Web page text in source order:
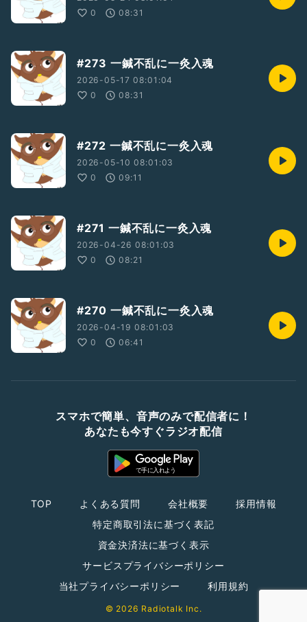
0
08:31
#273 一鍼不乱に一灸入魂
2026-05-17 08:01:04
0
08:31
#272 一鍼不乱に一灸入魂
2026-05-10 08:01:03
0
09:11
#271 一鍼不乱に一灸入魂
2026-04-26 08:01:03
0
08:21
#270 一鍼不乱に一灸入魂
2026-04-19 08:01:03
0
06:41
スマホで簡単、音声のみで配信者に！
あなたも今すぐラジオ配信
TOP よくある質問 会社概要
採用情報
特定商取引法に基づく表記
資金決済法に基づく表示
サービスプライバシーポリシー
当社プライバシーポリシー
利用規約
© 2026 Radiotalk Inc.